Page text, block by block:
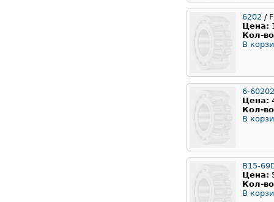
6202 /
Цена:
Кол-
В
6-
Цена:
Кол-
В
B15-
Цена:
Кол-
В